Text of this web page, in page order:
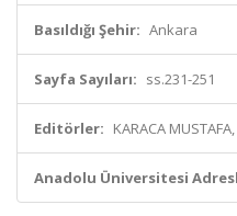
Basıldığı Şehir: Ankara
Sayfa Sayıları: ss.231-251
Editörler: KARACA
Anadolu Üniversitesi